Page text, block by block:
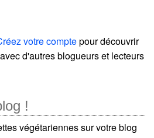
votre comptepour découvrir
d'autres blogueurs et lecteurs
!
végétariennes sur votre blog